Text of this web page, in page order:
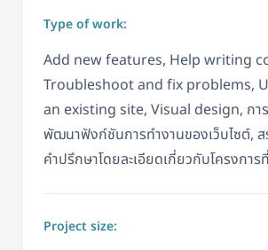
Type of work:
Add new features, Help writing
Troubleshoot and fix problems,
an existing site, Visual design, การ
พัฒนาฟังก์ชันการทำงานของเว็บไซต์, ส
คำปรึกษาโดยละเอียดเกี่ยวกับโครงกา
Project size: